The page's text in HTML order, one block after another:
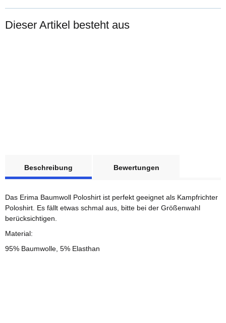
Dieser Artikel besteht aus
Druck Poloshirt
Baumwolle Herren L
Lieferzeit:1 - 3 Werktage(DE
Beschreibung
Bewertungen
Das Erima Baumwoll Poloshirt ist perfekt geeignet als Kampfrichter
Poloshirt. Es fällt etwas schmal aus, bitte bei der Größenwahl
berücksichtigen.
Material:
95% Baumwolle, 5% Elasthan